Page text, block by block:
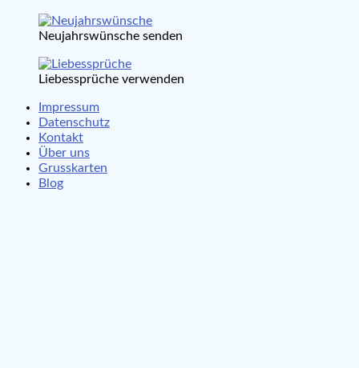
Neujahrswünsche senden
Liebessprüche verwenden
Impressum
Datenschutz
Kontakt
Über uns
Grusskarten
Blog